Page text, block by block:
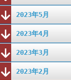
2023年5月
2023年4月
2023年3月
2023年2月